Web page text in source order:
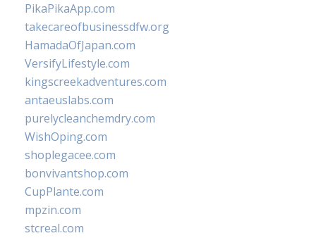
PikaPikaApp.com
takecareofbusinessdfw.org
HamadaOfJapan.com
VersifyLifestyle.com
kingscreekadventures.com
antaeuslabs.com
purelycleanchemdry.com
WishOping.com
shoplegacee.com
bonvivantshop.com
CupPlante.com
mpzin.com
stcreal.com